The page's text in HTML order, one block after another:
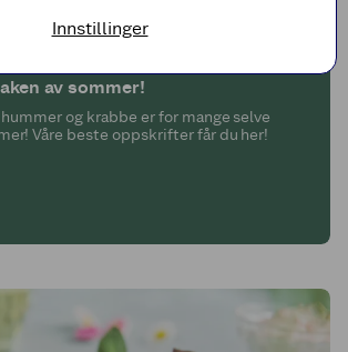
av sommer!
og krabbe er for mange selve
Våre beste oppskrifter får du her!
Innstillinger